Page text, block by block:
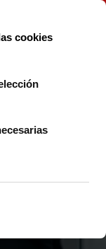
cookies